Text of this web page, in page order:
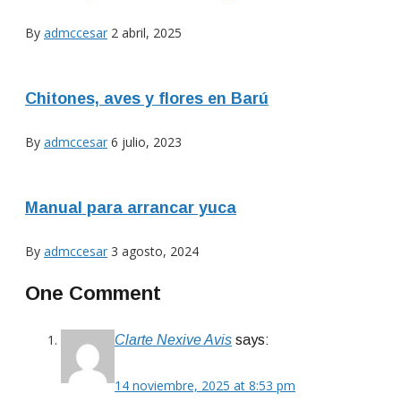
By admccesar 2 abril, 2025
Chitones, aves y flores en Barú
By admccesar 6 julio, 2023
Manual para arrancar yuca
By admccesar 3 agosto, 2024
One Comment
Clarte Nexive Avis says:
14 noviembre, 2025 at 8:53 pm